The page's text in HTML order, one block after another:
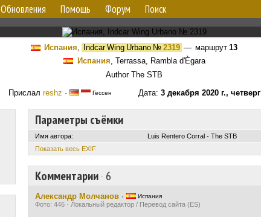
Обновления Помощь Форум Поиск
Испания, Indcar Wing Urbano № 2319 — маршрут 13
Испания, Terrassa, Rambla d'Ègara
Author The STB
Прислал reshz · Гессен Дата: 3 декабря 2020 г., четверг
Параметры съёмки
Имя автора:
Luis Rentero Corral - The STB
Показать весь EXIF
Комментарии· 6
Александр Молчанов · Испания
Фото: 446 · Локальный редактор / Перевод сайта (ES)